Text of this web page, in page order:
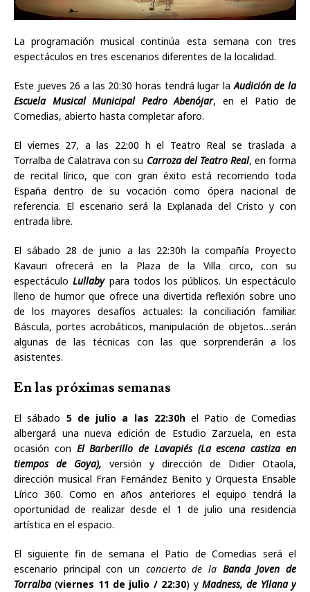
La programación musical continúa esta semana con tres
espectáculos en tres escenarios diferentes de la localidad.
Este jueves 26 a las 20:30 horas tendrá lugar laAudición de la
Escuela Musical Municipal Pedro Abenójar, en el Patio de
Comedias, abierto hasta completar aforo.
El viernes 27, a las 22:00 h el Teatro Real se traslada a
Torralba de Calatrava con su Carroza del Teatro Real, en forma
de recital lírico, que con gran éxito está recorriendo toda
España dentro de su vocación como ópera nacional de
referencia. El escenario será la Explanada del Cristo y con
entrada libre.
El sábado 28 de junio a las 22:30h la compañía Proyecto
Kavauri ofrecerá en la Plaza de la Villa circo, con su
espectáculoLullabypara todos los públicos. Un espectáculo
lleno de humor que ofrece una divertida reflexión sobre uno
de los mayores desafíos actuales: la conciliación familiar.
Báscula, portes acrobáticos, manipulación de objetos…serán
algunas de las técnicas con las que sorprenderán a los
asistentes.
En las próximas semanas
El sábado 5 de julio a las 22:30hel Patio de Comedias
albergará una nueva edición de Estudio Zarzuela, en esta
ocasión con El Barberillo de Lavapiés (La escena castiza en
tiempos de Goya), versión y dirección de Didier Otaola,
dirección musical Fran Fernández Benito y Orquesta Ensable
Lírico 360. Como en años anteriores el equipo tendrá la
oportunidad de realizar desde el 1 de julio una residencia
artística en el espacio.
El siguiente fin de semana el Patio de Comedias será el
escenario principal con un concierto de la Banda Joven de
Torralba(viernes 11 de julio / 22:30) y Madness, de Yllana y